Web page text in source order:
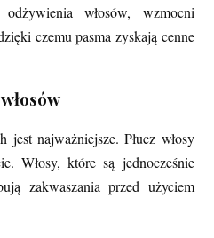
włosów, wzmocni
czemu pasma zyskają cenne
jest najważniejsze. Płucz włosy
Włosy, które są jednocześnie
zakwaszania przed użyciem